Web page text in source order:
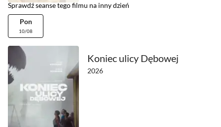
Sprawdź seanse tego filmu na inny dzień
Pon
10/08
Koniec ulicy Dębowej
2026